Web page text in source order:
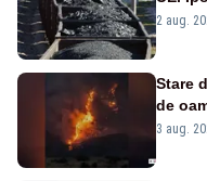
după
2 aug.
Stare
de
3 aug.